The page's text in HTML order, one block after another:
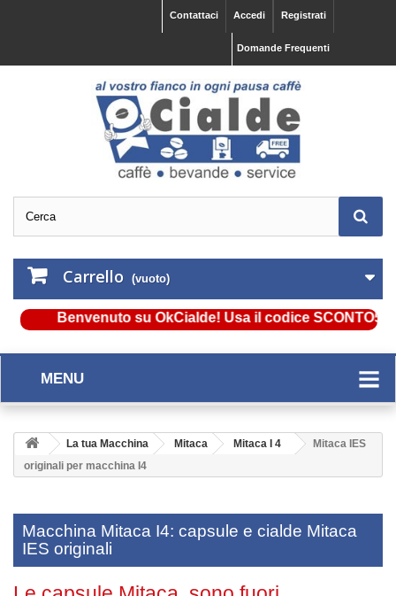
Registrati
Accedi
Contattaci
Domande Frequenti
Carrello (vuoto)
Benvenuto su OkCialde! Usa il codice SCONTO5 e
MENU
La tua Macchina Mitaca Mitaca I 4
Mitaca IES
originali per macchina I4
Macchina Mitaca I4: capsule e cialde Mitaca
IES originali